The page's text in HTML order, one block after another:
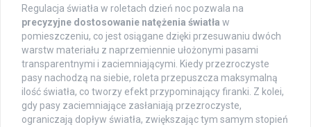
Regulacja światła w roletach dzień noc pozwala na
precyzyjne dostosowanie natężenia światła w
pomieszczeniu, co jest osiągane dzięki przesuwaniu dwóch
warstw materiału z naprzemiennie ułożonymi pasami
transparentnymi i zaciemniającymi. Kiedy przezroczyste
pasy nachodzą na siebie, roleta przepuszcza maksymalną
ilość światła, co tworzy efekt przypominający firanki. Z kolei,
gdy pasy zaciemniające zasłaniają przezroczyste,
ograniczają dopływ światła, zwiększając tym samym stopień